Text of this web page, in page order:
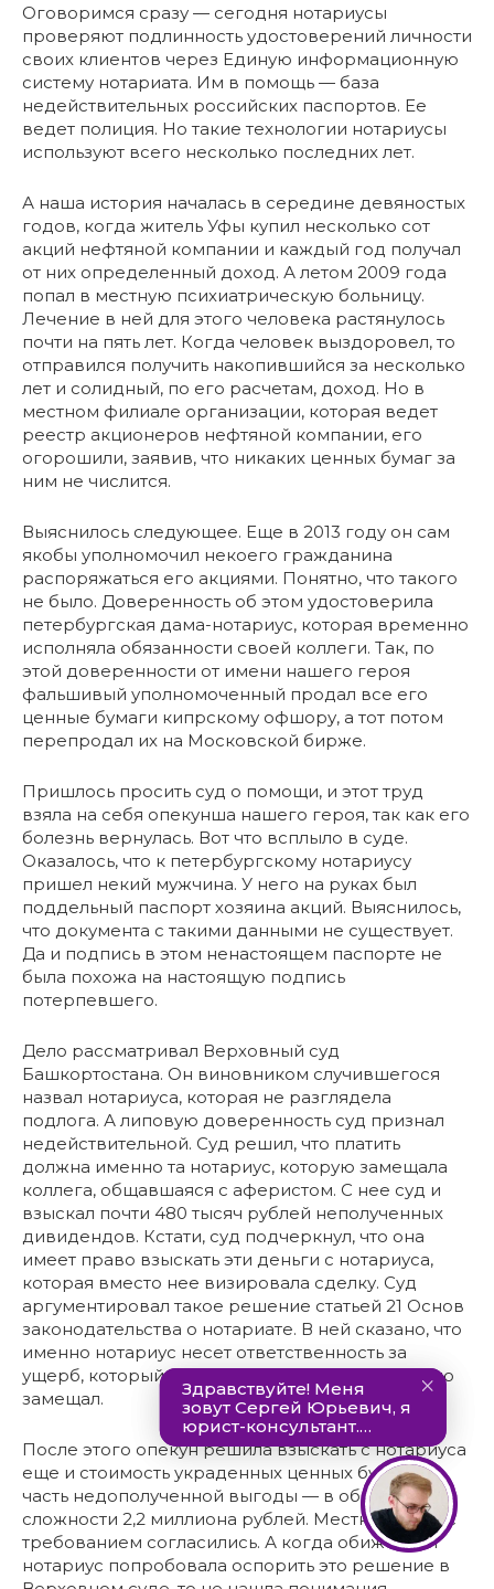
Оговоримся сразу — сегодня нотариусы
проверяют подлинность удостоверений личности
своих клиентов через Единую информационную
систему нотариата. Им в помощь — база
недействительных российских паспортов. Ее
ведет полиция. Но такие технологии нотариусы
используют всего несколько последних лет.
А наша история началась в середине девяностых
годов, когда житель Уфы купил несколько сот
акций нефтяной компании и каждый год получал
от них определенный доход. А летом 2009 года
попал в местную психиатрическую больницу.
Лечение в ней для этого человека растянулось
почти на пять лет. Когда человек выздоровел, то
отправился получить накопившийся за несколько
лет и солидный, по его расчетам, доход. Но в
местном филиале организации, которая ведет
реестр акционеров нефтяной компании, его
огорошили, заявив, что никаких ценных бумаг за
ним не числится.
Выяснилось следующее. Еще в 2013 году он сам
якобы уполномочил некоего гражданина
распоряжаться его акциями. Понятно, что такого
не было. Доверенность об этом удостоверила
петербургская дама-нотариус, которая временно
исполняла обязанности своей коллеги. Так, по
этой доверенности от имени нашего героя
фальшивый уполномоченный продал все его
ценные бумаги кипрскому офшору, а тот потом
перепродал их на Московской бирже.
Пришлось просить суд о помощи, и этот труд
взяла на себя опекунша нашего героя, так как его
болезнь вернулась. Вот что всплыло в суде.
Оказалось, что к петербургскому нотариусу
пришел некий мужчина. У него на руках был
поддельный паспорт хозяина акций. Выяснилось,
что документа с такими данными не существует.
Да и подпись в этом ненастоящем паспорте не
была похожа на настоящую подпись
потерпевшего.
Дело рассматривал Верховный суд
Башкортостана. Он виновником случившегося
назвал нотариуса, которая не разглядела
подлога. А липовую доверенность суд признал
недействительной. Суд решил, что платить
должна именно та нотариус, которую замещала
коллега, общавшаяся с аферистом. С нее суд и
взыскал почти 480 тысяч рублей неполученных
дивидендов. Кстати, суд подчеркнул, что она
имеет право взыскать эти деньги с нотариуса,
которая вместо нее визировала сделку. Суд
аргументировал такое решение статьей 21 Основ
законодательства о нотариате. В ней сказано, что
именно нотариус несет ответственность за
ущерб, который причинил тот, кто его временно
замещал.
После этого опекун решила взыскать с нотариуса
еще и стоимость украденных ценных бумаг и
часть недополученной выгоды — в общей
сложности 2,2 миллиона рублей. Местные суды с
требованием согласились. А когда обиженная
нотариус попробовала оспорить это решение в